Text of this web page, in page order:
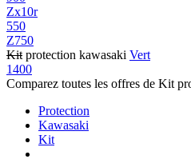
Zx10r
550
Z750
Kit protection kawasaki Vert
1400
Comparez toutes les offres de Kit
Protection
Kawasaki
Kit